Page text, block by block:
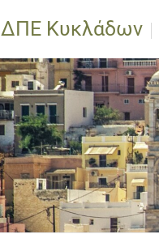
ΔΠΕ Κυκλάδων